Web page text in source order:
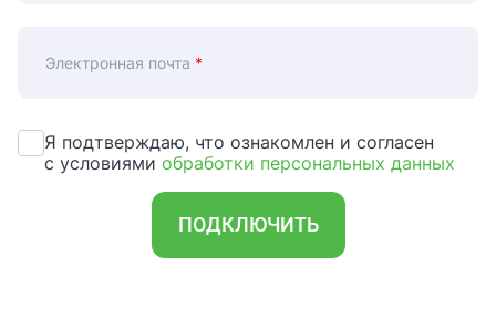
Электронная почта *
Я подтверждаю, что ознакомлен и согласен
с условиями обработки персональных данных
ПОДКЛЮЧИТЬ